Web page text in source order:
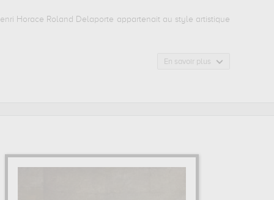
Horace Roland Delaporte appartenait au style artistique
En savoir plus